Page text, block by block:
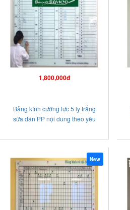
1,800,000đ
Bảng kính cường lực 5 ly trắng
sữa dán PP nội dung theo yêu
New